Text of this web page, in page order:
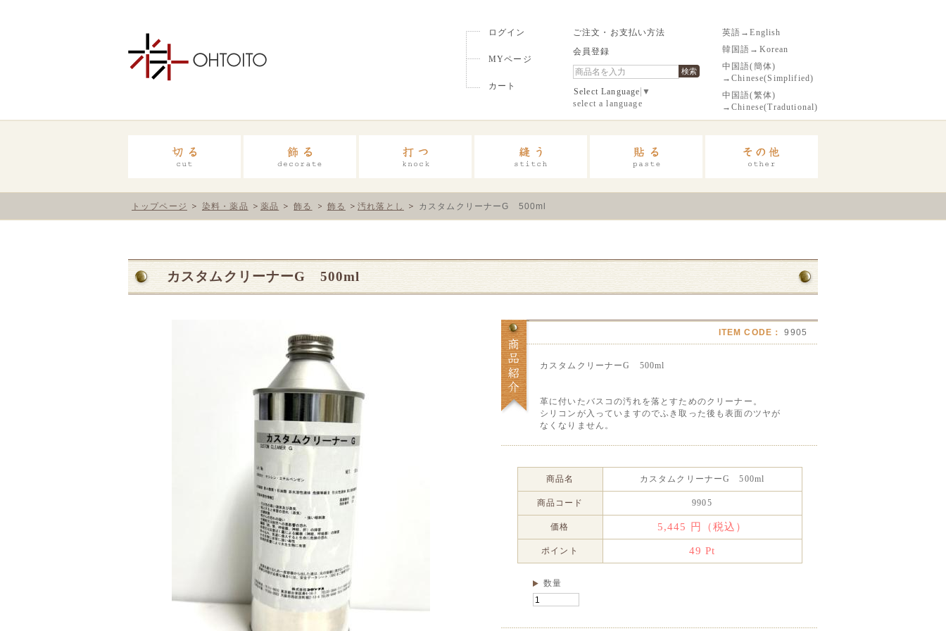
ログイン
MYページ
カート
ご注文・お支払い方法
会員登録
検索
Select Language ▼
select a language
英語→English
韓国語→Korean
中国語(簡体)
→Chinese(Simplified)
中国語(繁体)
→Chinese(Tradutional)
トップページ 染料・薬品 薬品 飾る 飾る 汚れ落とし カスタムクリーナーG 500ml
カスタムクリーナーG 500ml
ITEM CODE： 9905
カスタムクリーナーG 500ml
革に付いたバスコの汚れを落とすためのクリーナー。
シリコンが入っていますのでふき取った後も表面のツヤが
なくなりません。
商品名 カスタムクリーナーG 500ml
商品コード 9905
価格 5,445 円（税込）
ポイント 49 Pt
数量